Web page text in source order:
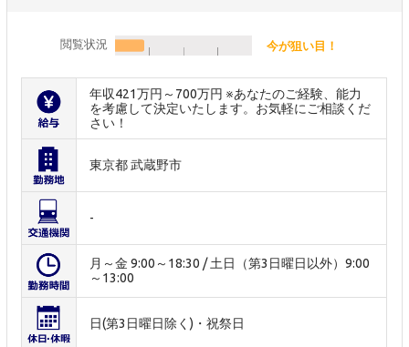
閲覧状況 今が狙い目！
年収421万円～700万円 ※あなたのご経験、能力
を考慮して決定いたします。お気軽にご相談くだ
さい！
東京都 武蔵野市
-
月～金 9:00～18:30 / 土日（第3日曜日以外）9:00
～13:00
日(第3日曜日除く)・祝祭日